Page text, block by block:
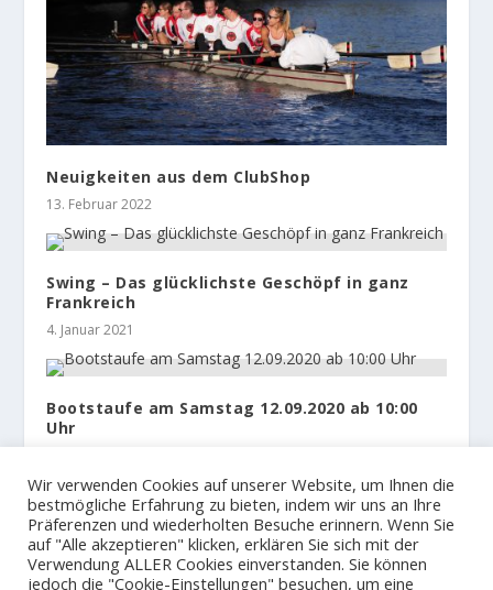
Neuigkeiten aus dem ClubShop
13. Februar 2022
Swing – Das glücklichste Geschöpf in ganz
Frankreich
4. Januar 2021
Bootstaufe am Samstag 12.09.2020 ab 10:00
Uhr
Wir verwenden Cookies auf unserer Website, um Ihnen die
bestmögliche Erfahrung zu bieten, indem wir uns an Ihre
Präferenzen und wiederholten Besuche erinnern. Wenn Sie
auf "Alle akzeptieren" klicken, erklären Sie sich mit der
Verwendung ALLER Cookies einverstanden. Sie können
jedoch die "Cookie-Einstellungen" besuchen, um eine